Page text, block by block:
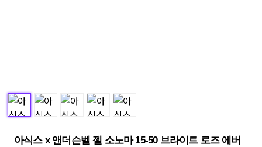
아식스 x 앤더슨벨 젤 소노마 15-50 브라이트 로즈 에버